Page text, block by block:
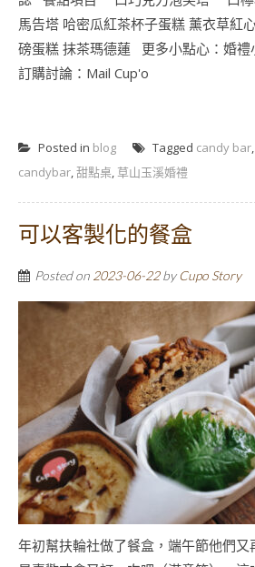
馬告塔 哈密瓜紅茶杯子蛋糕 薰衣草紅
磅蛋糕 抹茶瑪德蓮 更多小點心：婚禮
訂購討論：Mail Cup'o
Posted in blog Tagged candy bar,
candybar,甜點桌,草山玉溪婚禮
可以客製化的餐盒
Posted on 2023-06-22by Cupo Story
年初幫扶輪社做了餐盒，端午節他們